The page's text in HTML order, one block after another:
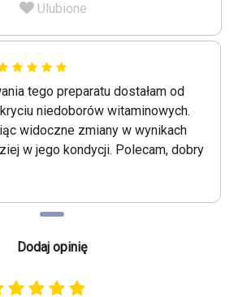
Ulubione
tego preparatu dostałam od
niedoborów witaminowych.
widoczne zmiany w wynikach
w jego kondycji. Polecam, dobry
Dodaj opinię